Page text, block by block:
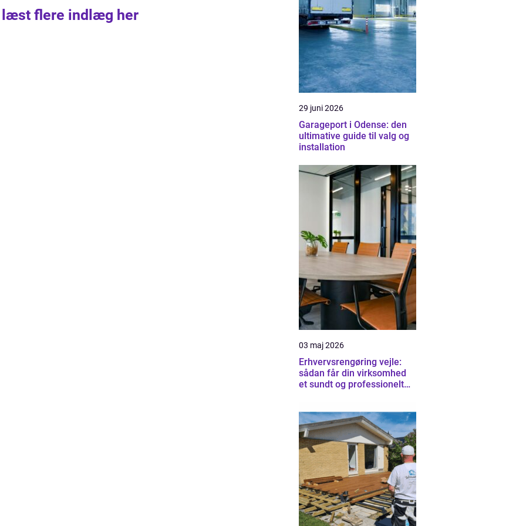
læst flere indlæg her
29 juni 2026
Garageport i Odense: den
ultimative guide til valg og
installation
03 maj 2026
Erhvervsrengøring vejle:
sådan får din virksomhed
et sundt og professionelt